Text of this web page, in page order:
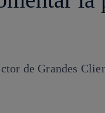
de Grandes